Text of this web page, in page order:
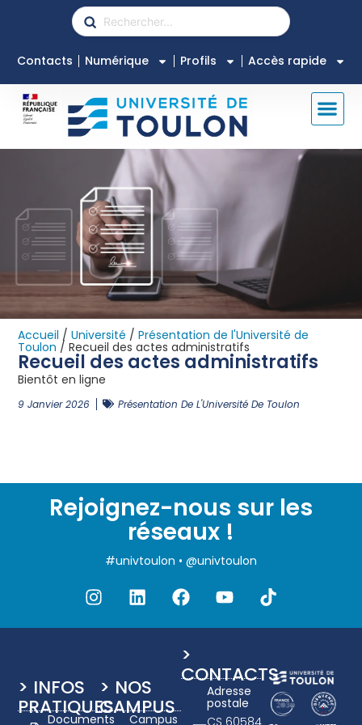
Contacts Numérique Profils Accès rapide
Accueil /Université /Présentation de l'Université de
Toulon /Recueil des actes administratifs
Recueil des actes administratifs
Bientôt en ligne
9 Janvier 2026 Présentation De L'Université De Toulon
Rejoignez-nous sur les
réseaux !
#univtoulon • @univtoulon
>
CONTACTS
Adresse
postale
CS 60584
> NOS
CAMPUS
Campus
> INFOS
PRATIQUES
Documents